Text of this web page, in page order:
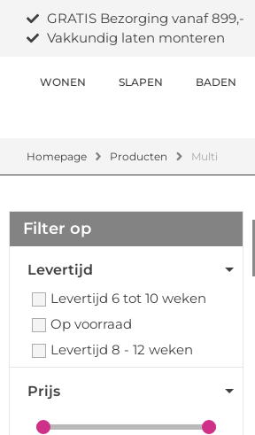
GRATIS Bezorging vanaf 899,-
Vakkundig laten monteren
WONEN SLAPEN BADEN
Homepage Producten Multi
Filter op
Levertijd
Levertijd 6 tot 10 weken
Op voorraad
Levertijd 8 - 12 weken
Prijs